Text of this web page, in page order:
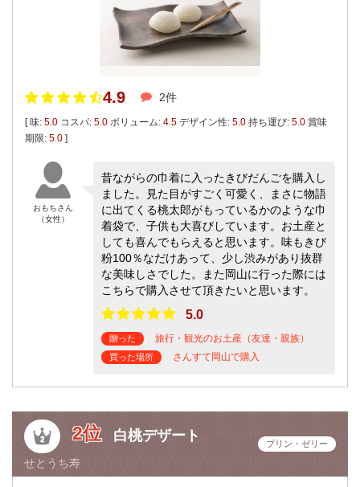
4.9 2件
[ 味: 5.0 コスパ: 5.0 ボリューム: 4.5 デザイン性: 5.0 持ち運び: 5.0 賞味
期限: 5.0 ]
おもちさん
（女性）
昔ながらの巾着に入ったきびだんごを購入し
ました。見た目がすごく可愛く、まさに物語
に出てくる桃太郎がもっているかのような巾
着袋で、子供も大喜びしています。お土産と
しても喜んでもらえると思います。味もきび
粉100％なだけあって、少し渋みがあり抜群
な美味しさでした。また岡山に行った際には
こちらで購入させて頂きたいと思います。
5.0
贈った 旅行・観光のお土産（友達・親族）
買った場所 さんすて岡山で購入
2位 白桃デザート
せとうち寿
プリン・ゼリー